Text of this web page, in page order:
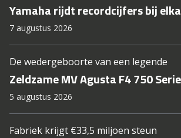
Yamaha rijdt recordcijfers bij
7 augustus 2026
De wedergeboorte van een legende
Zeldzame MV Agusta F4 750
5 augustus 2026
Fabriek krijgt €33,5 miljoen steun